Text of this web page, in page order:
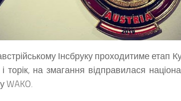
Інсбруку проходитиме етап
торік, на змагання відправилася
WAKO.